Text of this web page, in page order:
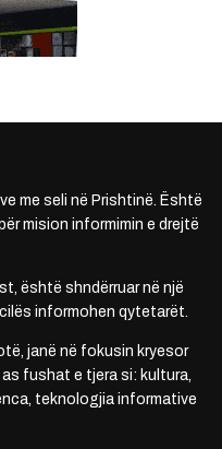
me seli në Prishtinë. Është
mision informimin e drejtë
është shndërruar në një
informohen qytetarët.
janë në fokusin kryesor
fushat e tjera si: kultura,
teknologjia informative